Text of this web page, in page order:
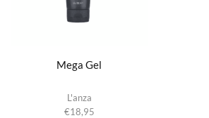
Mega Gel
L'anza
€18,95